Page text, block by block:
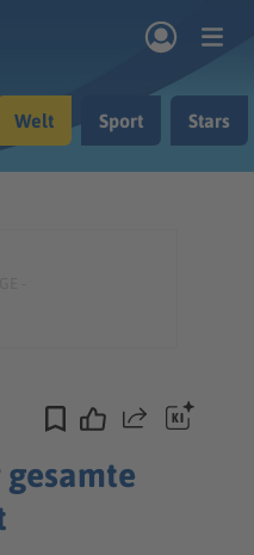
Welt Sport Stars
Teilen